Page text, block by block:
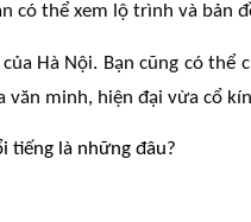
có thể xem lộ trình và bản
Hà Nội. Bạn cũng có thể
minh, hiện đại vừa cổ
tiếng là những đâu?